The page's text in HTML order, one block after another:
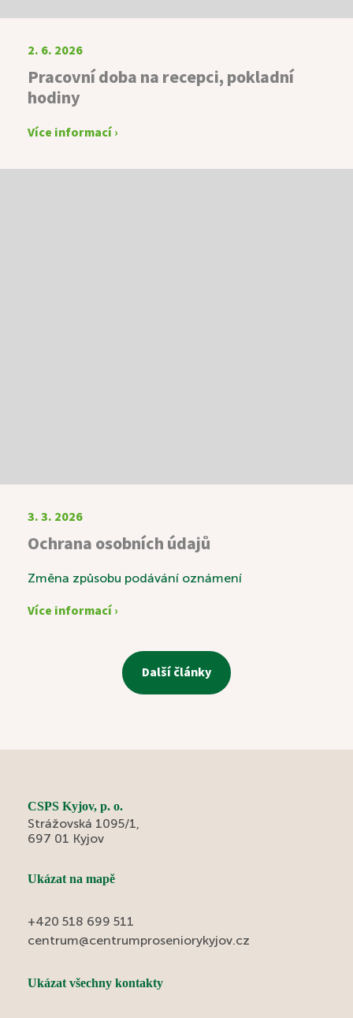
2. 6. 2026
Pracovní doba na recepci, pokladní
hodiny
Více informací ›
3. 3. 2026
Ochrana osobních údajů
Změna způsobu podávání oznámení
Více informací ›
Další články
CSPS Kyjov, p. o.
Strážovská 1095/1,
697 01 Kyjov
Ukázat na mapě
+420 518 699 511
centrum@centrumproseniorykyjov.cz
Ukázat všechny kontakty